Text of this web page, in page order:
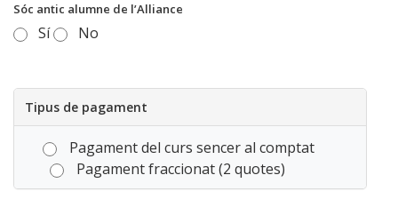
Sóc antic alumne de l’Alliance
Sí No
Tipus de pagament
Pagament del curs sencer al comptat
Pagament fraccionat (2 quotes)